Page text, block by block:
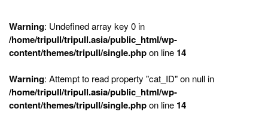
Warning: Undefined array key 0 in
/home/tripull/tripull.asia/public_html/wp-
content/themes/tripull/single.phpon line 14
Warning: Attempt to read property "cat_ID" on null in
/home/tripull/tripull.asia/public_html/wp-
content/themes/tripull/single.phpon line 14